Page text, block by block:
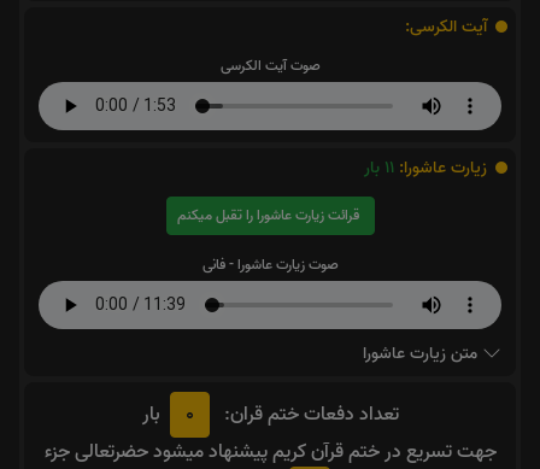
آیت الکرسی:
صوت آیت الکرسی
زیارت عاشورا: 11 بار
قرائت زیارت عاشورا را تقبل میکنم
صوت زیارت عاشورا - فانی
متن زیارت عاشورا
تعداد دفعات ختم قران: 0
بار
جهت تسریع در ختم قرآن کریم پیشنهاد میشود حضرتعالی جزء